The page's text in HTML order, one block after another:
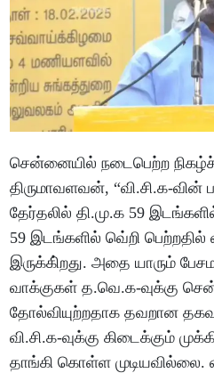
சென்னையில் நடைபெற்ற
திருமாவளவன், “வி.சி.க-வின்
தேர்தலில் தி.மு.க 59
59 இடங்களில் வெ்றி பெற்றதில்
இருக்கி்றது. அதை யாரும்
வாக்குகள் த.வெ.க-வுக்கு
தோல்வியுற்றதாக தவறான
வி.சி.க-வுக்கு கிடைக்கும்
தாங்கி கொள்ள முடியவில்லை.